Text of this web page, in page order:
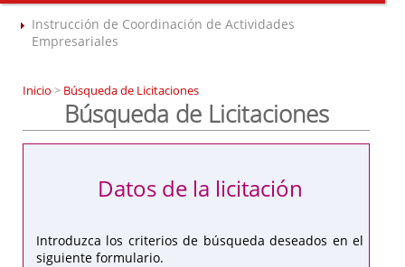
Instrucción de Coordinación de Actividades
Empresariales
Inicio > Búsqueda de Licitaciones
Búsqueda de Licitaciones
Introduzca los criterios de búsqueda deseados en el
siguiente formulario.
Datos de la licitación